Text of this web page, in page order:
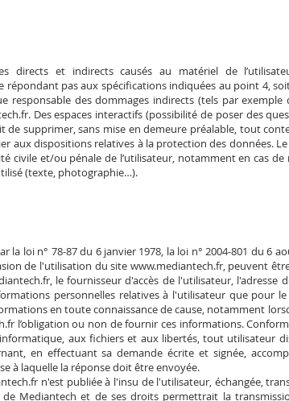
directs et indirects causés au matériel de
répondant pas aux spécifications indiquées au point 4,
des dommages indirects (tels par exemple
. Des espaces interactifs (possibilité de poser des
supprimer, sans mise en demeure préalable, tout
aux dispositions relatives à la protection des données.
civile et/ou pénale de l’utilisateur, notamment en cas de
(texte, photographie…).
loi n° 78-87 du 6 janvier 1978, la loi n° 2004-801 du 6
de l'utilisation du site www.mediantech.fr, peuvent
, le fournisseur d'accès de l'utilisateur, l'adresse
personnelles relatives à l'utilisateur que pour
en toute connaissance de cause, notamment
l’obligation ou non de fournir ces informations.
aux fichiers et aux libertés, tout utilisateur
en effectuant sa demande écrite et signée,
à laquelle la réponse doit être envoyée.
n'est publiée à l'insu de l'utilisateur, échangée,
Mediantech et de ses droits permettrait la